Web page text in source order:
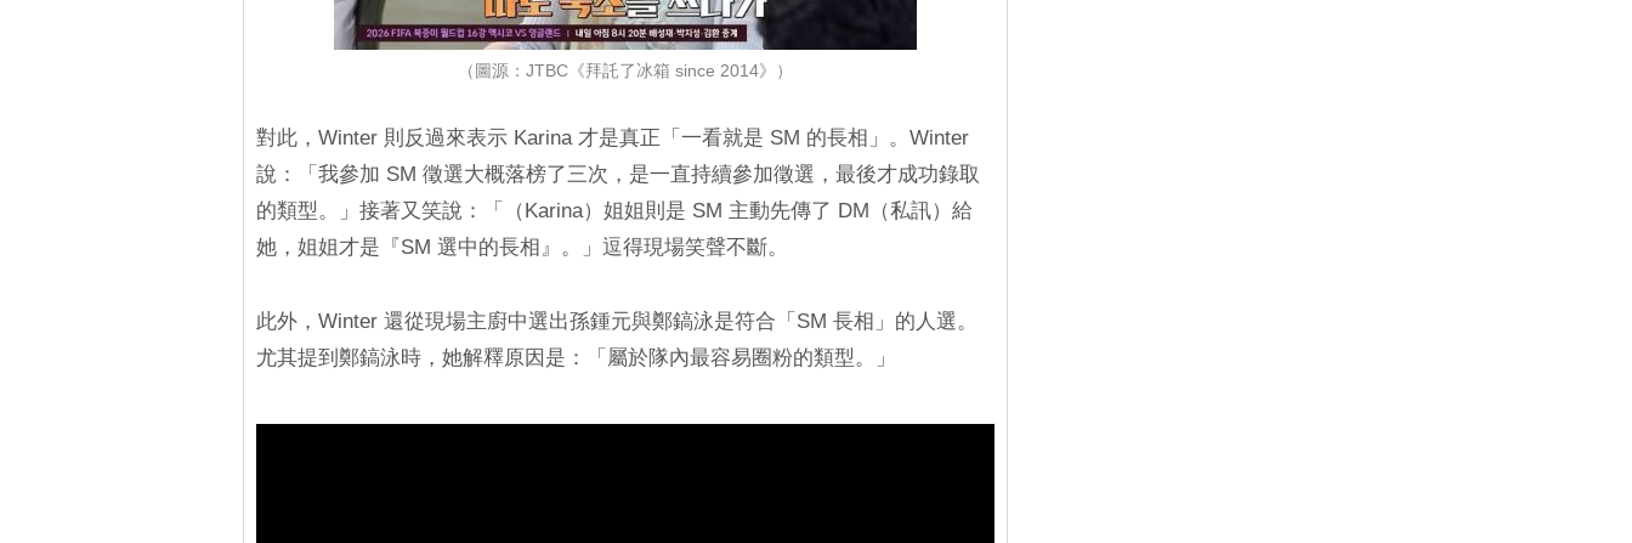
（圖源：JTBC《拜託了冰箱 since 2014》）
對此，Winter 則反過來表示 Karina 才是真正「一看就是 SM 的長相」。Winter
說：「我參加 SM 徵選大概落榜了三次，是一直持續參加徵選，最後才成功錄取
的類型。」接著又笑說：「（Karina）姐姐則是 SM 主動先傳了 DM（私訊）給
她，姐姐才是『SM 選中的長相』。」逗得現場笑聲不斷。
此外，Winter 還從現場主廚中選出孫鍾元與鄭鎬泳是符合「SM 長相」的人選。
尤其提到鄭鎬泳時，她解釋原因是：「屬於隊內最容易圈粉的類型。」